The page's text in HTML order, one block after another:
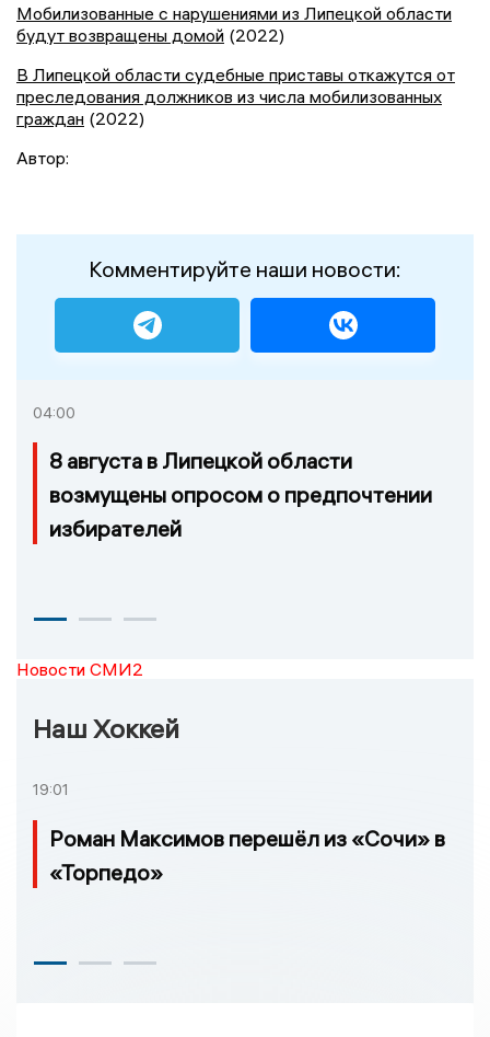
Мобилизованные с нарушениями из Липецкой области
будут возвращены домой (2022)
В Липецкой области судебные приставы откажутся от
преследования должников из числа мобилизованных
граждан (2022)
Автор:
Комментируйте наши новости:
04:00
8 августа в Липецкой области
возмущены опросом о предпочтении
избирателей
Новости СМИ2
Наш Хоккей
19:01
Роман Максимов перешёл из «Сочи» в
«Торпедо»